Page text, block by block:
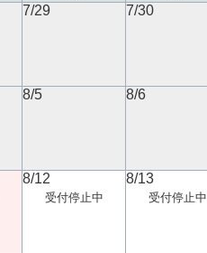
7/29 7/30
8/5 8/6
8/12
受付停止中
8/13
受付停止中